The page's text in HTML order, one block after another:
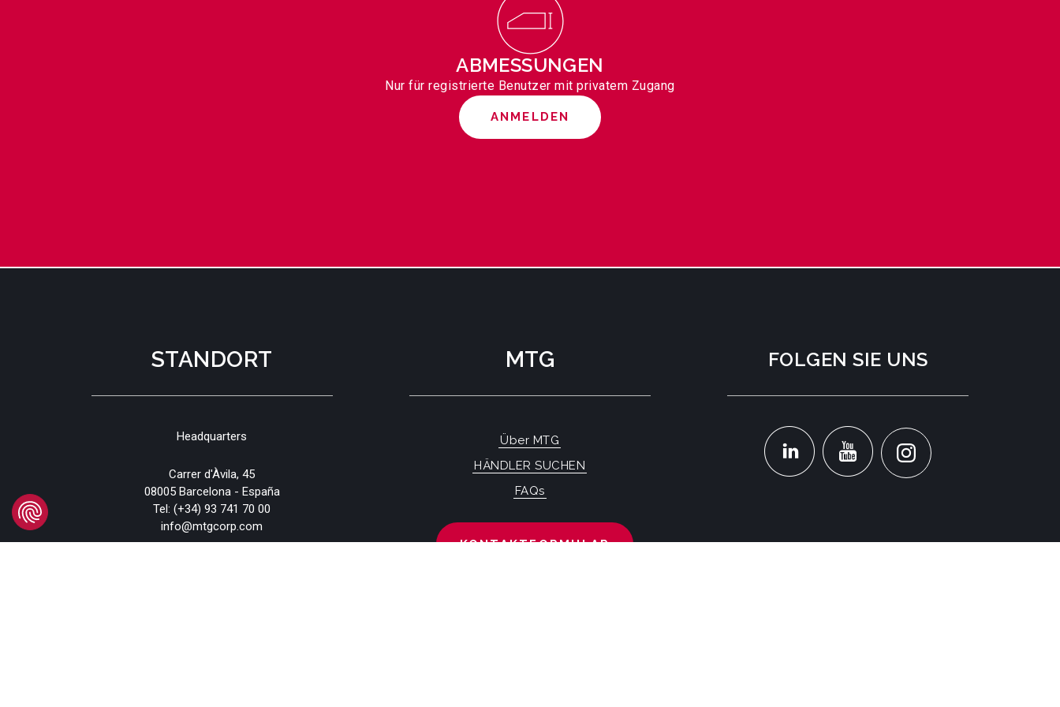
ABMESSUNGEN
Nur für registrierte Benutzer mit privatem Zugang
ANMELDEN
STANDORT
Headquarters
Carrer d'Àvila, 45
08005 Barcelona - España
Tel:(+34) 93 741 70 00
info@mtgcorp.com
MTG
Über MTG
HÄNDLER SUCHEN
FAQs
KONTAKTFORMULAR
FOLGEN SIE UNS